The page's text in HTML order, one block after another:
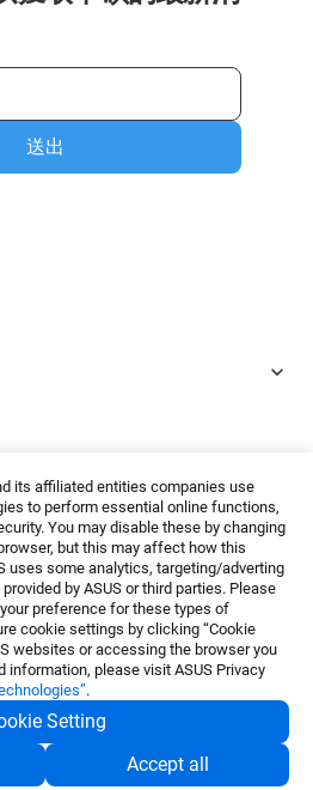
its affiliated entities companies use
to perform essential online functions,
You may disable these by changing
but this may affect how this
uses some analytics, targeting/adverting
by ASUS or third parties. Please
preference for these types of
cookie settings by clicking “Cookie
websites or accessing the browser you
information, please visit ASUS Privacy
.
Setting
Accept all
送出
rights reserved.